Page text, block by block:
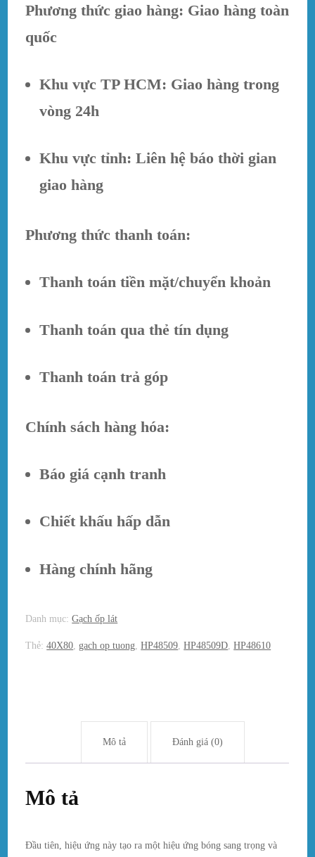
Phương thức giao hàng: Giao hàng toàn
quốc
Khu vực TP HCM: Giao hàng trong
vòng 24h
Khu vực tỉnh: Liên hệ báo thời gian
giao hàng
Phương thức thanh toán:
Thanh toán tiền mặt/chuyển khoản
Thanh toán qua thẻ tín dụng
Thanh toán trả góp
Chính sách hàng hóa:
Báo giá cạnh tranh
Chiết khấu hấp dẫn
Hàng chính hãng
Danh mục:Gạch ốp lát
Thẻ:40X80 gach op tuong ,HP48509 ,HP48509D ,HP48610
Mô tả Đánh giá (0)
Mô tả
Đầu tiên, hiệu ứng này tạo ra một hiệu ứng bóng sang trọng và